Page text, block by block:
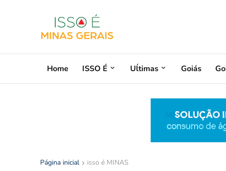
Home ISSO É Uĺtimas Goiás
Página inicial isso é MINAS